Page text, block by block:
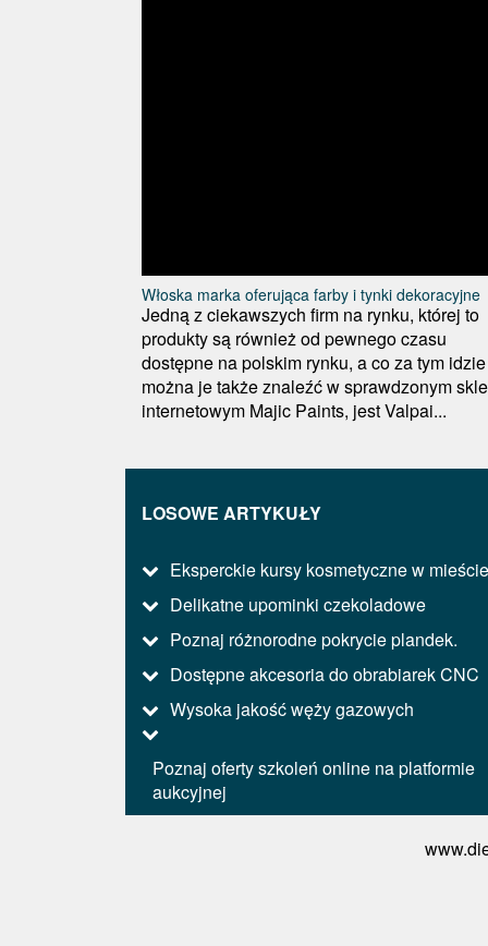
Włoska marka oferująca farby i tynki dekoracyjne
Jedną z ciekawszych firm na rynku, której to
produkty są również od pewnego czasu
dostępne na polskim rynku, a co za tym idzie
można je także znaleźć w sprawdzonym
internetowym Majic Paints, jest Valpai...
LOSOWE ARTYKUŁY
Eksperckie kursy kosmetyczne w mieście
Delikatne upominki czekoladowe
Poznaj różnorodne pokrycie plandek.
Dostępne akcesoria do obrabiarek CNC
Wysoka jakość węży gazowych
Poznaj oferty szkoleń online na platformie
aukcyjnej